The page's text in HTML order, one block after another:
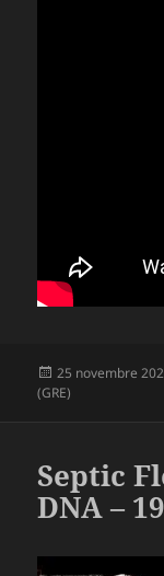
Publié
le
25 novembre
(GRE)
Septic
DNA –